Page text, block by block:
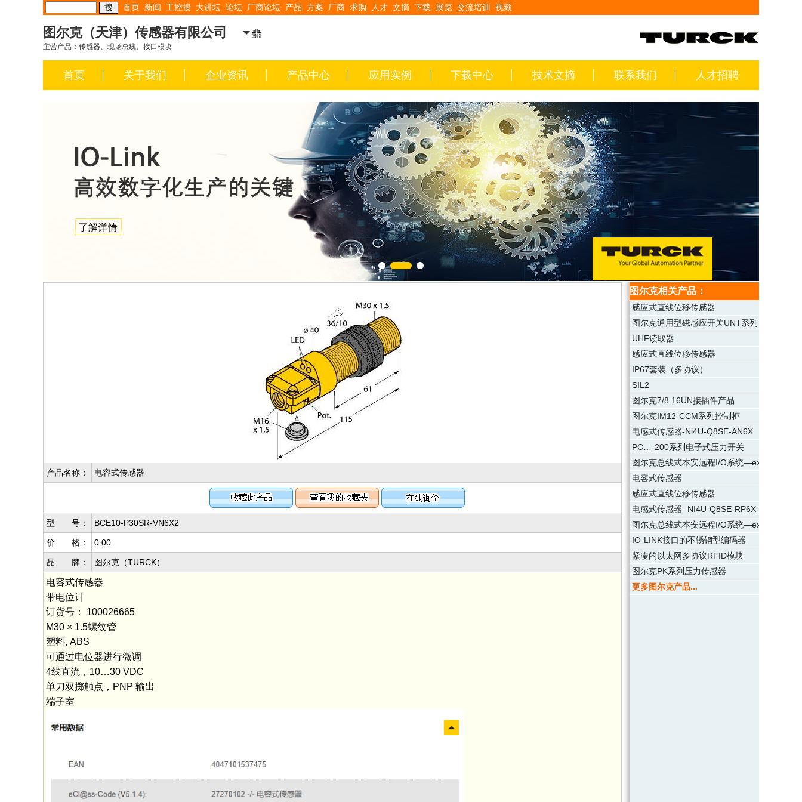
首页 新闻 工控搜 大讲坛 论坛 厂商论坛 产品 方案 厂商 求购 人才 文摘 下载 展览 交流培训 视频
图尔克（天津）传感器有限公司
主营产品：传感器、现场总线、接口模块
首页 关于我们 企业资讯 产品中心 应用实例 下载中心 技术文摘 联系我们 人才招聘
产品名称： 电容式传感器
型 号： BCE10-P30SR-VN6X2
价 格： 0.00
品 牌： 图尔克（TURCK）
电容式传感器
带电位计
订货号： 100026665
M30 × 1.5螺纹管
塑料, ABS
可通过电位器进行微调
4线直流，10…30 VDC
单刀双掷触点，PNP 输出
端子室
图尔克相关产品：
感应式直线位移传感器
图尔克通用型磁感应开关UNT系列
UHF读取器
感应式直线位移传感器
IP67套装（多协议）
SIL2
图尔克7/8 16UN接插件产品
图尔克IM12-CCM系列控制柜
电感式传感器-Ni4U-Q8SE-AN6X
PC…-200系列电子式压力开关
图尔克总线式本安远程I/O系统—excom
电容式传感器
感应式直线位移传感器
电感式传感器- NI4U-Q8SE-RP6X-V1131
图尔克总线式本安远程I/O系统—excom
IO-LINK接口的不锈钢型编码器
紧凑的以太网多协议RFID模块
图尔克PK系列压力传感器
更多图尔克产品...